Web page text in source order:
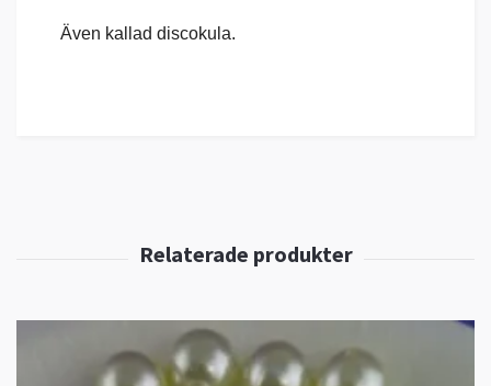
Även kallad discokula.